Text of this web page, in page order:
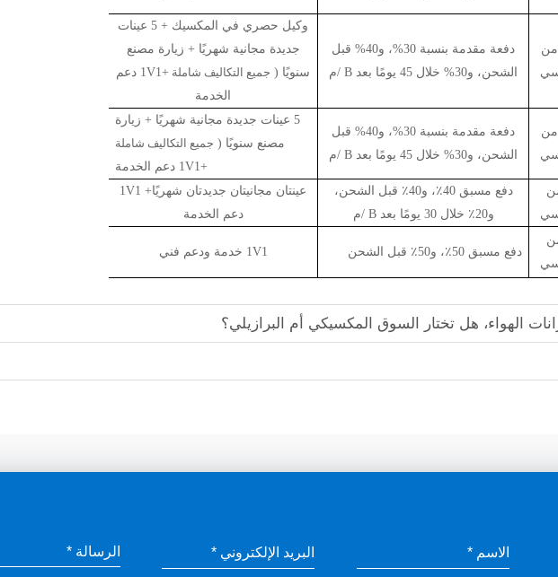
من
دفعة مقدمة بنسبة 30%، و40% قبل
الشحن، و30% خلال 45 يومًا بعد B
/م
وكيل حصري في المكسيك + 5 عينات
جديدة مجانية شهريًا + زيارة مصنع
سنويًا ( جميع التكاليف شاملة +
1V1 دعم
الخدمة
من
دفعة مقدمة بنسبة 30%، و40% قبل
الشحن، و30% خلال 45 يومًا بعد B
/م
5 عينات جديدة مجانية شهريًا + زيارة
مصنع سنويًا ( جميع التكاليف شاملة
+
1V1 دعم الخدمة
من
دفع مسبق 40٪، و40٪ قبل الشحن،
و20٪ خلال 30 يومًا بعد B
/م
عينتان مجانيتان جديدتان شهريًا+ 1V1
دعم الخدمة
من
دفع مسبق 50٪، و50٪ قبل الشحن 1V1 خدمة ودعم فني
الهواء، هل تختار السوق المكسيكي أم البرازيلي؟